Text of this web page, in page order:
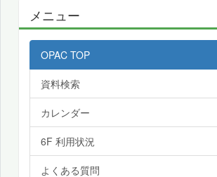
メニュー
OPAC TOP
資料検索
カレンダー
6F 利用状況
よくある質問